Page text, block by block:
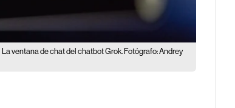
La ventana de chat del chatbot Grok. Fotógrafo: Andrey